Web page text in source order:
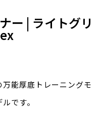
ー | ライトグリ
能厚底トレーニングモ
です。